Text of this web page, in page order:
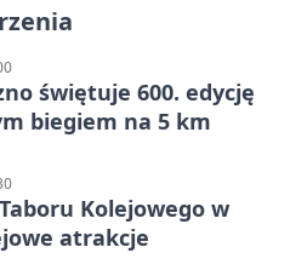
świętuje 600. edycję
biegiem na 5 km
Kolejowego w
atrakcje